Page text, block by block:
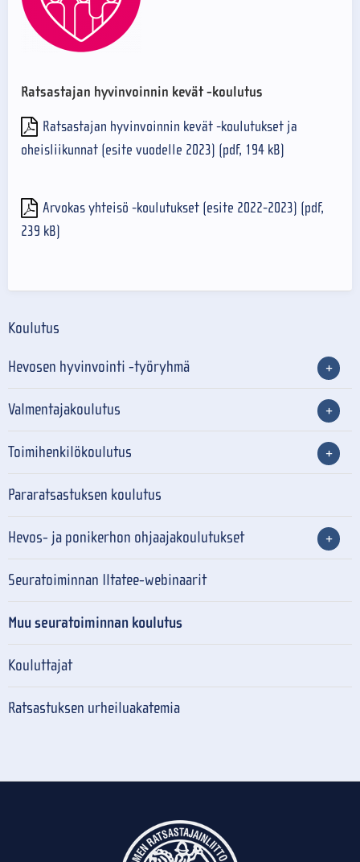
Ratsastajan hyvinvoinnin kevät -koulutus
Ratsastajan hyvinvoinnin kevät -koulutukset ja
oheisliikunnat (esite vuodelle 2023) (pdf, 194 kB)
Arvokas yhteisö -koulutukset (esite 2022-2023) (pdf,
239 kB)
Koulutus
Hevosen hyvinvointi -työryhmä
Valmentajakoulutus
Toimihenkilökoulutus
Pararatsastuksen koulutus
Hevos- ja ponikerhon ohjaajakoulutukset
Seuratoiminnan Iltatee-webinaarit
Muu seuratoiminnan koulutus
Kouluttajat
Ratsastuksen urheiluakatemia